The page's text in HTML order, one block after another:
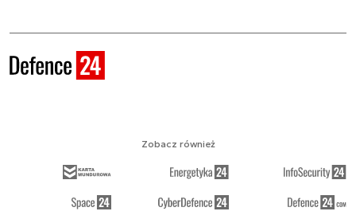
Zobacz również